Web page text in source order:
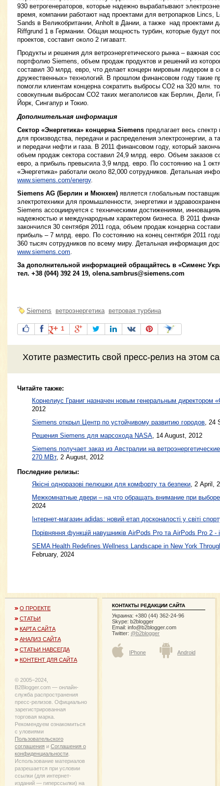
930 ветрогенераторов, которые надежно вырабатывают
время, компании работают над проектами для ветропарков Lincs,
Sands в Великобритании, Anholt в Дании, а также над проектами
Riffgrund 1 в Германии. Общая мощность турбин, которые будут
проектов, составит около 2 гигаватт.
Продукты и решения для ветроэнергетического рынка – важная
портфолио Siemens, объем продаж продуктов и решений из
составил 30 млрд. евро, что делает концерн мировым лидером в
дружественных» технологий. В прошлом финансовом году такие
помогли клиентам концерна сократить выбросы СО2 на 320 млн.
совокупным выбросам СО2 таких мегаполисов как Берлин, Дели,
Йорк, Сингапур и Токио.
Дополнительная информация
Сектор «Энергетика» концерна Siemens предлагает весь
для производства, передачи и распределения электроэнергии, а
и передачи нефти и газа. В 2011 финансовом году, который
объем продаж сектора составил 24,9 млрд. евро. Объем заказов
евро, а прибыль превысила 3,9 млрд. евро. По состоянию на 1
«Энергетика» работали около 82,000 сотрудников. Детальная
www.siemens.com/energy.
Siemens AG (Берлин и Мюнхен) является глобальным
электротехники для промышленности, энергетики и
Siemens ассоциируется с техническими достижениями,
надежностью и международным характером бизнеса. В 2011
закончился 30 сентября 2011 года, объем продаж концерна
прибыль – 7 млрд. евро. По состоянию на конец сентября 2011
360 тысяч сотрудников по всему миру. Детальная информация
www.siemens.com
За дополнительной информацией обращайтесь в «Сименс
тел. +38 (044) 392 24 19, olena.sambrus@siemens.com
Siemens ветроэнергетика ветровая турбина
1
Хотите разместить свой пресс-релиз на этом
Читайте также:
Корнелиус Граниг назначен новым генеральным директором
2012
Siemens открыл Центр по устойчивому развитию городов, 24
Решения Siemens для марсохода NASA, 14 August, 2012
Siemens получает заказ из Австралии на
270 МВт, 2 August, 2012
Последние релизы:
Якісні одноразові пелюшки для комфорту та безпеки , 2 April,
Межкомнатные двери – на что обращать внимание при
2024
Інтернет-магазин adidas: новий етап досконалості у світі
Порівняння функцій навушників AirPods Pro та AirPods Pro 2 -
SEMA Health Redefines Wellness Landscape in New York
February, 2024
О ПРОЕКТЕ
СТАТЬИ
КАРТА САЙТА
АНАЛИЗ САЙТА
СТАТЬИ НАВСЕГДА
КОНТЕНТ ДЛЯ САЙТА
© 2005−2024,
B2Blogger.com — онлайн-
служба распространения
пресс-релизов. Официально
зарегистрированная
торговая марка.
Рекомендуем ознакомиться
с уловиями
Пользовательского
соглашения и Соглашения о
конфиденциальности.
Использование материалов
разрешается при условии
ссылки (для интернет-
изданий — гиперссылки) на
КОНТАКТЫ РЕДАКЦИИ САЙТА
Украина: +380 (44) 362-24-96
Skype: b2blogger
Email: info@b2blogger.com
Twitter: @b2blogger
IPhone Android